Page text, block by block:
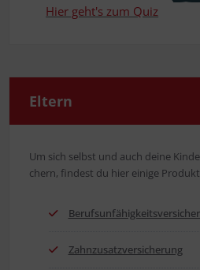
Hier geht's zum Quiz
Eltern
Um sich selbst und auch dei­ne
chern, fin­dest du hier eini­ge
Zahn­zu­satz­ver­si­che­rung